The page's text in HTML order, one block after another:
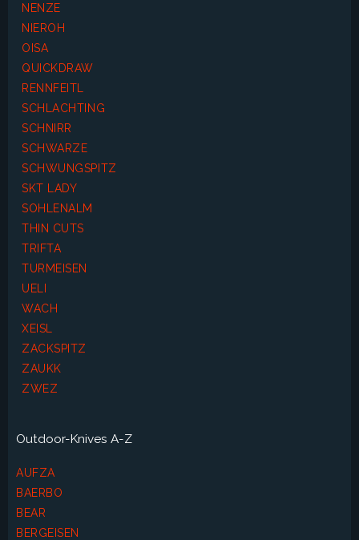
NENZE
NIEROH
OISA
QUICKDRAW
RENNFEITL
SCHLACHTING
SCHNIRR
SCHWARZE
SCHWUNGSPITZ
SKT LADY
SOHLENALM
THIN CUTS
TRIFTA
TURMEISEN
UELI
WACH
XEISL
ZACKSPITZ
ZAUKK
ZWEZ
Outdoor-Knives A-Z
AUFZA
BAERBO
BEAR
BERGEISEN